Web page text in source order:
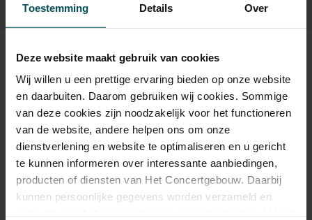
Toestemming Details Over
Deze website maakt gebruik van cookies
Wij willen u een prettige ervaring bieden op onze website
en daarbuiten. Daarom gebruiken wij cookies. Sommige
van deze cookies zijn noodzakelijk voor het functioneren
van de website, andere helpen ons om onze
dienstverlening en website te optimaliseren en u gericht
te kunnen informeren over interessante aanbiedingen,
producten of diensten van Het Concertgebouw. Daarbij
kunnen persoonlijke gegevens worden verzameld en
Beeld en geluid